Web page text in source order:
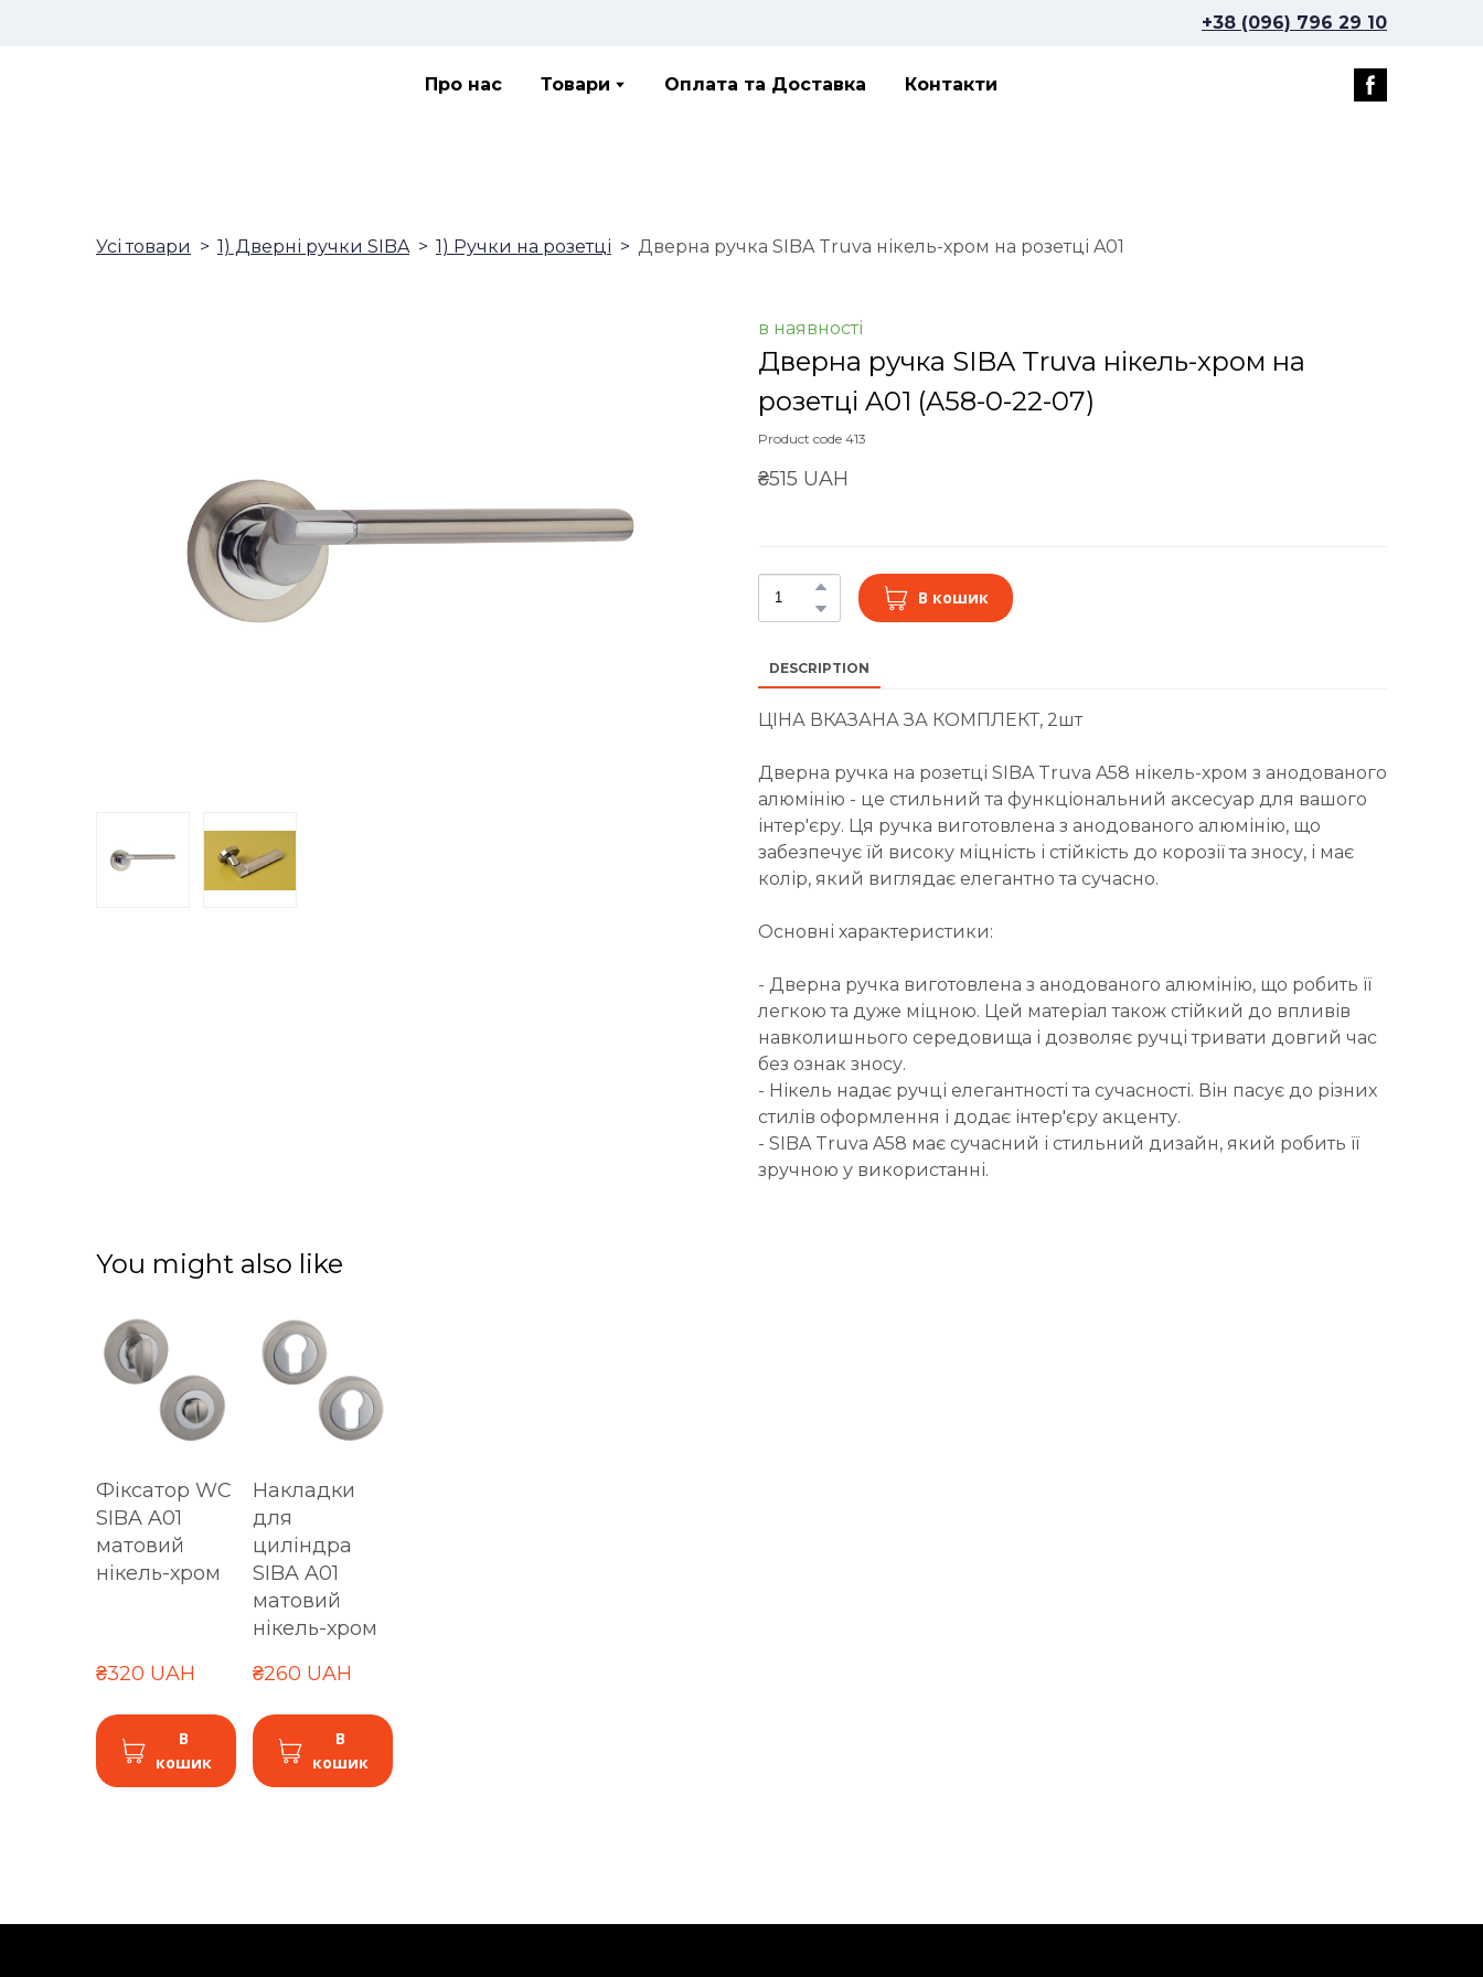
+38 (096) 796 29 10
Про нас Товари Оплата та Доставка Контакти
Усі товари 1) Дверні ручки SIBA 1) Ручки на розетці Дверна ручка SIBA Truva нікель-хром на розетці A01
в наявності
Дверна ручка SIBA Truva нікель-хром на
розетці A01 (A58-0-22-07)
Product code 413
₴515 UAH
В кошик
DESCRIPTION
ЦІНА ВКАЗАНА ЗА КОМПЛЕКТ, 2шт
Дверна ручка на розетці SIBA Truva A58 нікель-хром з анодованого
алюмінію - це стильний та функціональний аксесуар для вашого
інтер'єру. Ця ручка виготовлена з анодованого алюмінію, що
забезпечує їй високу міцність і стійкість до корозії та зносу, і має
колір, який виглядає елегантно та сучасно.
Основні характеристики:
- Дверна ручка виготовлена з анодованого алюмінію, що робить її
легкою та дуже міцною. Цей матеріал також стійкий до впливів
навколишнього середовища і дозволяє ручці тривати довгий час
без ознак зносу.
- Нікель надає ручці елегантності та сучасності. Він пасує до різних
стилів оформлення і додає інтер'єру акценту.
- SIBA Truva A58 має сучасний і стильний дизайн, який робить її
зручною у використанні.
You might also like
Фіксатор WC
SIBA A01
матовий
нікель-хром
₴320 UAH
В
кошик
Накладки
для
циліндра
SIBA A01
матовий
нікель-хром
₴260 UAH
В
кошик